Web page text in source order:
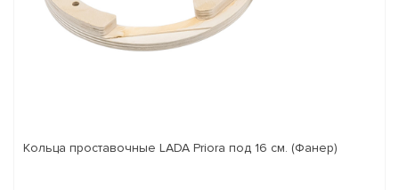
Кольца проставочные LADA Priora под 16 см. (Фанер)